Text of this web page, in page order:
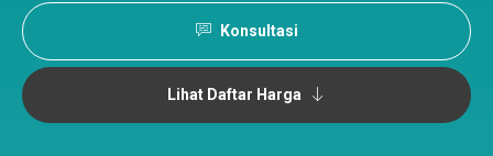
Konsultasi
Lihat Daftar Harga